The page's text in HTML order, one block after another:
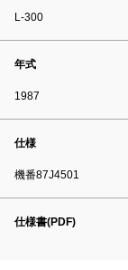
L-300
年式
1987
仕様
機番87J4501
仕様書(PDF)